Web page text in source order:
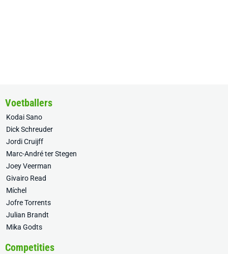
Voetballers
Kodai Sano
Dick Schreuder
Jordi Cruijff
Marc-André ter Stegen
Joey Veerman
Givairo Read
Míchel
Jofre Torrents
Julian Brandt
Mika Godts
Competities